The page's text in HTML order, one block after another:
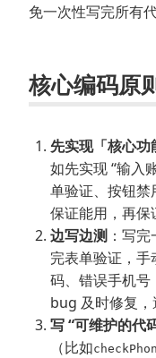
免一次性写完所有
核心编码原
先实现「核心功
如先实现 “输入
单验证、按钮禁
保证能用，再保
边写边测 ：写
完表单验证，
码、错误手机
bug 及时修复，
写 “可维护的代
（比如